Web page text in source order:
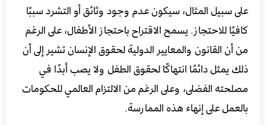
على سبيل المثال، سيكون عدم وجود وثائق أو التشرد سببًا
كافيًا للاحتجاز. يسمح الاقتراح باحتجاز الأطفال، على الرغم
من أن القانون والمعايير الدولية لحقوق الإنسان تشير إلى أن
ذلك يمثل دائمًا انتهاكًا لحقوق الطفل ولا يصب أبدًا في
مصلحته الفضلى، وعلى الرغم من الالتزام العالمي للحكومات
بالعمل على إنهاء هذه الممارسة.